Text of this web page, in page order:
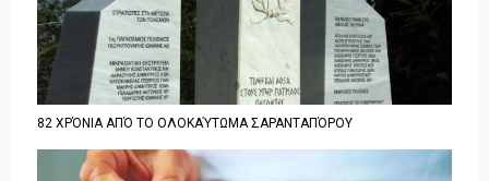
82 ΧΡΌΝΙΑ ΑΠΌ ΤΟ ΟΛΟΚΑΎΤΩΜΑ ΣΑΡΑΝΤΑΠΌΡΟΥ